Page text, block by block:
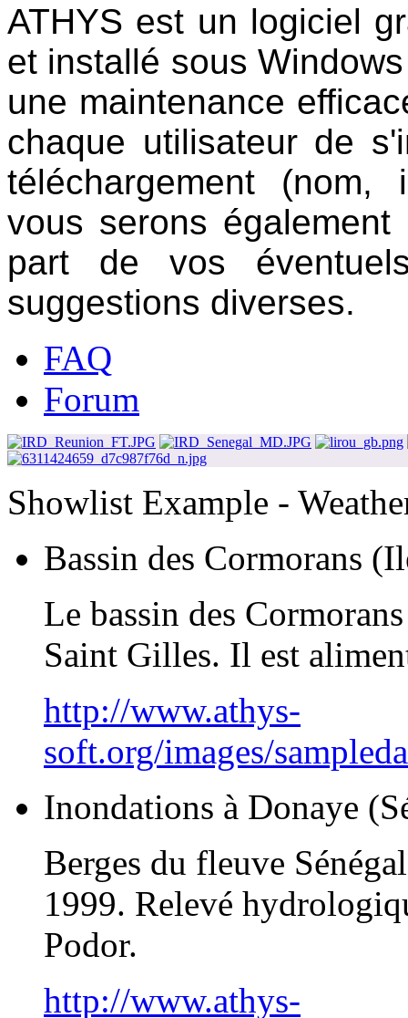
ATHYS est un logiciel
et installé sous
une maintenance
chaque utilisateur de
téléchargement
vous serons
part de vos
suggestions diverses.
FAQ
Forum
Showlist Example -
Bassin des Cormorans
Le bassin des
Saint Gilles. Il est
http://www.athys-
soft.org/images/
Inondations à Donaye
Berges du fleuve
1999. Relevé
Podor.
http://www.athys-